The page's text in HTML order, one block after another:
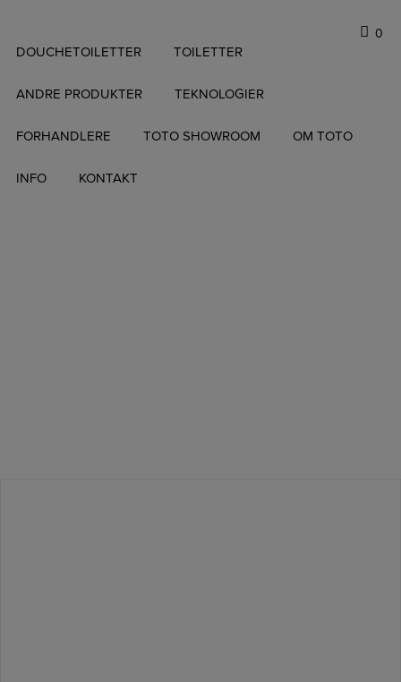
indholdet
0
DOUCHETOILETTER TOILETTER
ANDRE PRODUKTER TEKNOLOGIER
FORHANDLERE TOTO SHOWROOM OM TOTO
INFO KONTAKT